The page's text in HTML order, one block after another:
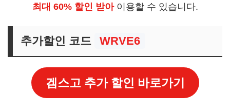
최대 60% 할인 받아이용할 수 있습니다.
추가할인 코드 WRVE6
겜스고 추가 할인 바로가기